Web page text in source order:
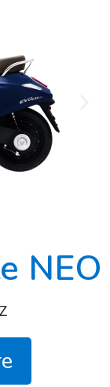
NEO